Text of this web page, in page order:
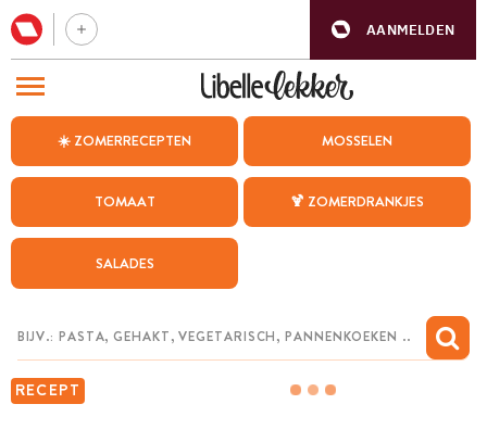
AANMELDEN
☀️ ZOMERRECEPTEN MOSSELEN
TOMAAT 🍹 ZOMERDRANKJES
SALADES
RECEPT
BEZOEK ONZE ANDERE WEBSITES
WEEKMENU
CHAT MET MAIA
MIJN BEWAARDE RECEPTEN